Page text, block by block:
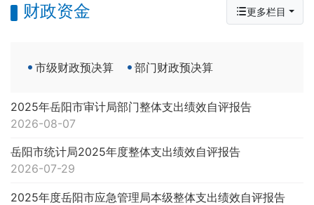
财政资金 更多栏目
市级财政预决算 部门财政预决算
2025年岳阳市审计局部门整体支出绩效自评报告
2026-08-07
岳阳市统计局2025年度整体支出绩效自评报告
2026-07-29
2025年度岳阳市应急管理局本级整体支出绩效自评报告